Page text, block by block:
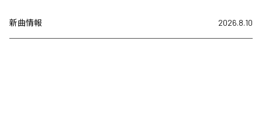
新曲情報 2026.8.10